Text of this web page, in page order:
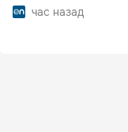
час назад